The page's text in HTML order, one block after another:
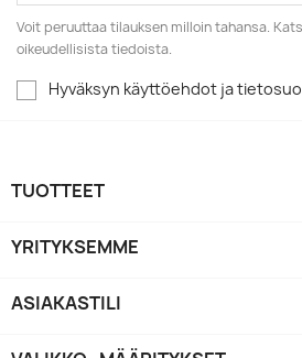
Voit peruuttaa tilauksen milloin tahansa.
oikeudellisista tiedoista.
Hyväksyn käyttöehdot ja
TUOTTEET
YRITYKSEMME
ASIAKASTILI